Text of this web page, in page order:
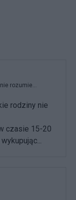
rozumie...
rodziny nie
czasie 15-20